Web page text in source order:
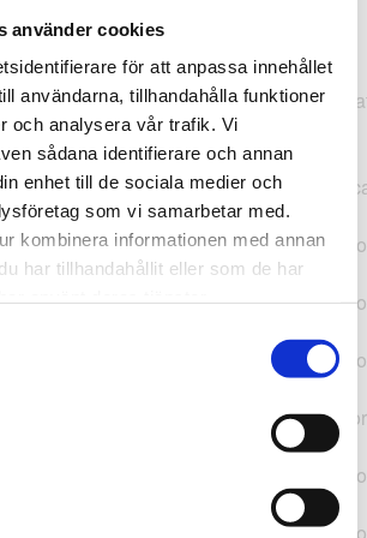
använder cookies
för att anpassa innehållet
användarna, tillhandahålla funktioner
och analysera vår trafik. Vi
sådana identifierare och annan
enhet till de sociala medier och
som vi samarbetar med.
kombinera informationen med annan
har tillhandahållit eller som de har
is not a
_next/static/chunks/pages/
at Array.map
K
_next/static/chunks/pages/
at lk
_next/static/chunks/
at i
_next/static/chunks/
_next/static/chunks/
_next/static/chunks/
at uI
_next/static/chunks/
at uE
_next/static/chunks/